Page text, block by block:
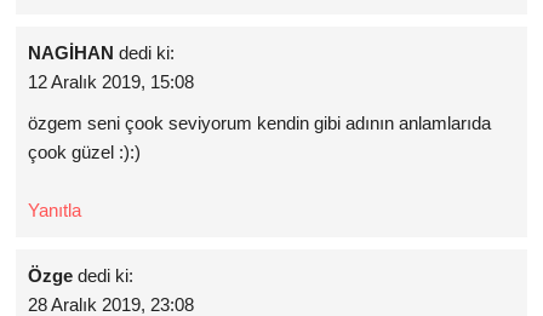
NAGİHAN dedi ki:
12 Aralık 2019, 15:08
özgem seni çook seviyorum kendin gibi adının anlamlarıda
çook güzel :):)
Yanıtla
Özge dedi ki:
28 Aralık 2019, 23:08